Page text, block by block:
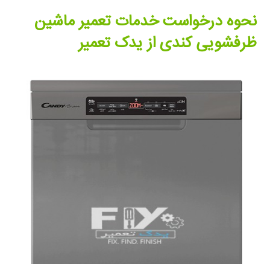
نحوه درخواست خدمات تعمیر ماشین
ظرفشویی کندی از یدک تعمیر